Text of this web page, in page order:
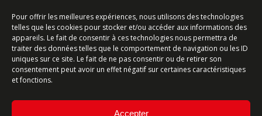
Pour offrir les meilleures expériences, nous utilisons des technologies
telles que les cookies pour stocker et/ou accéder aux informations des
appareils. Le fait de consentir à ces technologies nous permettra de
traiter des données telles que le comportement de navigation ou les ID
uniques sur ce site. Le fait de ne pas consentir ou de retirer son
consentement peut avoir un effet négatif sur certaines caractéristiques
et fonctions.
Accepter
Contactez-nous
Ligne commerciale : +33 (0)2 98 96 20 20
Lundi-Vendredi 8h-12h & 13h15-17h15 | Samedi 8h-
12h